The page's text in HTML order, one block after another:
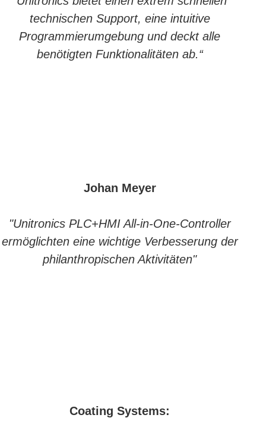
technischen Support, eine intuitive
Programmierumgebung und deckt alle
benötigten Funktionalitäten ab.“
Johan Meyer
"Unitronics PLC+HMI All-in-One-Controller
ermöglichten eine wichtige Verbesserung der
philanthropischen Aktivitäten"
Coating Systems: